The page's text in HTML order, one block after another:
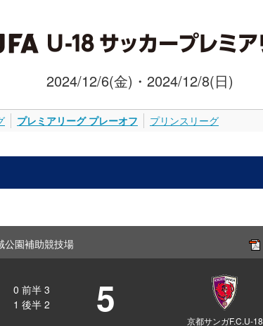
2024/12/6(金)・2024/12/8(日)
プレミアリーグ プレーオフ プリンスリーグ
園補助競技場
0 前半 3
1 後半 2 5 京都サンガF.C.U-18